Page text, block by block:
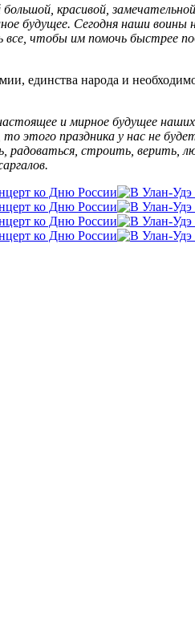
красивой,
будущее. Сегодня наши
чтобы им помочь быстрее
единства народа и
и мирное будущее
праздника у нас не
строить, верить,